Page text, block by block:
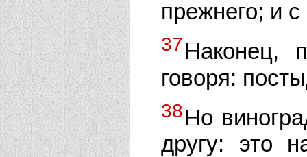
прежнего; и
37Наконец,
говоря:
38Но
другу: это